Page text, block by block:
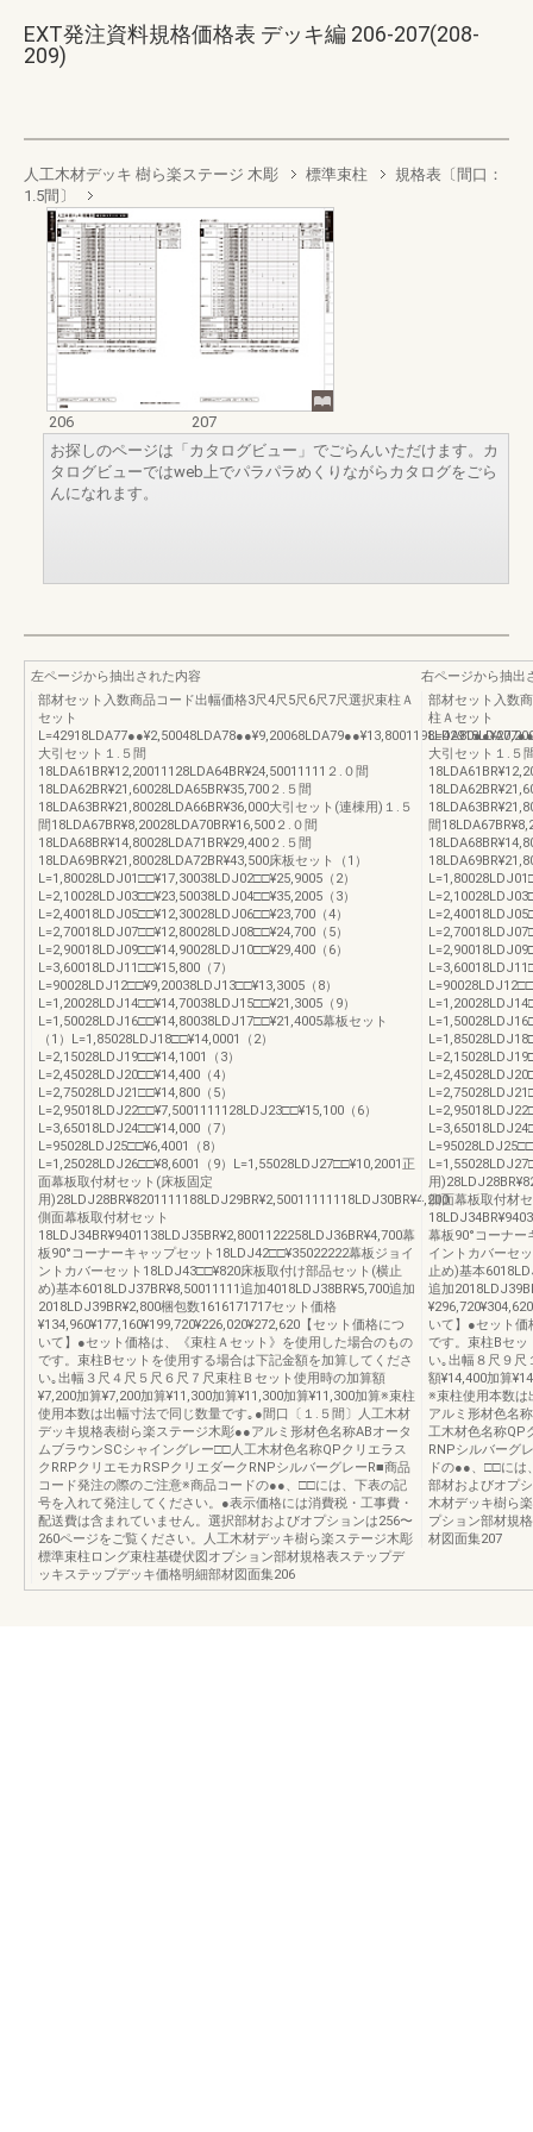
EXT発注資料規格価格表 デッキ編 206-207(208-
209)
人工木材デッキ 樹ら楽ステージ 木彫 標準束柱
規格表〔間口：
1.5間〕
206
207
お探しのページは「カタログビュー」でごらんいただけます。カ
タログビューではweb上でパラパラめくりながらカタログをごら
んになれます。
左ページから抽出された内容
部材セット入数商品コード出幅価格3尺4尺5尺6尺7尺選択束柱Ａ
セット
大引セット１.５間
18LDA61BR¥12,20011128LDA64BR¥24,50011111２.０間
18LDA62BR¥21,60028LDA65BR¥35,700２.５間
18LDA63BR¥21,80028LDA66BR¥36,000大引セット(連棟用)１.５
間18LDA67BR¥8,20028LDA70BR¥16,500２.０間
18LDA68BR¥14,80028LDA71BR¥29,400２.５間
18LDA69BR¥21,80028LDA72BR¥43,500床板セット（1）
L=1,80028LDJ01□□¥17,30038LDJ02□□¥25,9005（2）
L=2,10028LDJ03□□¥23,50038LDJ04□□¥35,2005（3）
L=2,40018LDJ05□□¥12,30028LDJ06□□¥23,700（4）
L=2,70018LDJ07□□¥12,80028LDJ08□□¥24,700（5）
L=2,90018LDJ09□□¥14,90028LDJ10□□¥29,400（6）
L=3,60018LDJ11□□¥15,800（7）
L=90028LDJ12□□¥9,20038LDJ13□□¥13,3005（8）
L=1,20028LDJ14□□¥14,70038LDJ15□□¥21,3005（9）
L=1,50028LDJ16□□¥14,80038LDJ17□□¥21,4005幕板セット
（1）L=1,85028LDJ18□□¥14,0001（2）
L=2,15028LDJ19□□¥14,1001（3）
L=2,45028LDJ20□□¥14,400（4）
L=2,75028LDJ21□□¥14,800（5）
L=2,95018LDJ22□□¥7,5001111128LDJ23□□¥15,100（6）
L=3,65018LDJ24□□¥14,000（7）
L=95028LDJ25□□¥6,4001（8）
L=1,25028LDJ26□□¥8,6001（9）L=1,55028LDJ27□□¥10,2001正
面幕板取付材セット(床板固定
用)28LDJ28BR¥8201111188LDJ29BR¥2,50011111118LDJ30BR¥4,200
側面幕板取付材セット
18LDJ34BR¥9401138LDJ35BR¥2,8001122258LDJ36BR¥4,700幕
板90°コーナーキャップセット18LDJ42□□¥35022222幕板ジョイ
ントカバーセット18LDJ43□□¥820床板取付け部品セット(横止
め)基本6018LDJ37BR¥8,50011111追加4018LDJ38BR¥5,700追加
2018LDJ39BR¥2,800梱包数1616171717セット価格
¥134,960¥177,160¥199,720¥226,020¥272,620【セット価格につ
いて】●セット価格は、《束柱Ａセット》を使用した場合のもの
です。束柱Bセットを使用する場合は下記金額を加算してくださ
い｡出幅３尺４尺５尺６尺７尺束柱Ｂセット使用時の加算額
¥7,200加算¥7,200加算¥11,300加算¥11,300加算¥11,300加算※束柱
使用本数は出幅寸法で同じ数量です｡●間口〔１.５間〕人工木材
デッキ規格表樹ら楽ステージ木彫●●アルミ形材色名称ABオータ
ムブラウンSCシャイングレー□□人工木材色名称QPクリエラス
クRRPクリエモカRSPクリエダークRNPシルバーグレーR■商品
コード発注の際のご注意※商品コードの●●、□□には、下表の記
号を入れて発注してください。●表示価格には消費税・工事費・
配送費は含まれていません。選択部材およびオプションは256〜
260ページをご覧ください。人工木材デッキ樹ら楽ステージ木彫
標準束柱ロング束柱基礎伏図オプション部材規格表ステップデ
ッキステップデッキ価格明細部材図面集206
右ページから抽出
部材セット入数
柱Ａセット
大引セット１.５
間
用
側面幕板取付材
幕板90°コーナー
イントカバーセ
止め)基本
追加
いて】●セット価
です。束柱Bセッ
い｡出幅８尺９尺
額¥14,400加算
※束柱使用本数は
アルミ形材色名
工木材色名称QP
RNPシルバーグ
ドの●●、□□には
部材およびオプ
木材デッキ樹ら
プション部材規
材図面集207